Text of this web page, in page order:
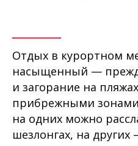
Отдых в курортном
насыщенный —
и загорание на
прибрежными зонами
на одних можно
шезлонгах, на